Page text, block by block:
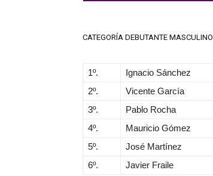
CATEGORÍA DEBUTANTE MASCULINO
1º. Ignacio Sánchez
2º.
Vicente García
3º.
Pablo Rocha
4º.
Mauricio Gómez
5º.
José Martínez
6º.
Javier Fraile